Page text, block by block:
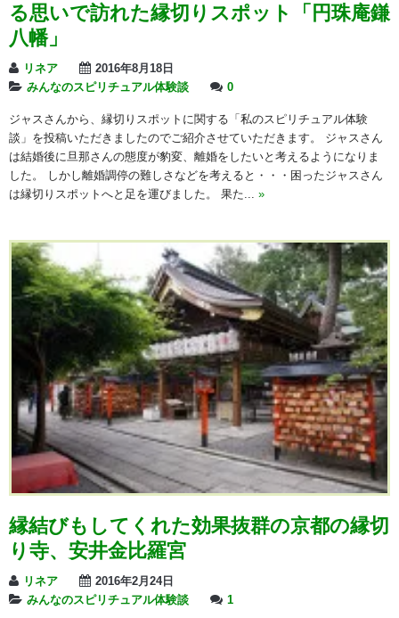
る思いで訪れた縁切りスポット「円珠庵鎌
八幡」
リネア
2016年8月18日
みんなのスピリチュアル体験談
0
ジャスさんから、縁切りスポットに関する「私のスピリチュアル体験
談」を投稿いただきましたのでご紹介させていただきます。 ジャスさん
は結婚後に旦那さんの態度が豹変、離婚をしたいと考えるようになりま
した。 しかし離婚調停の難しさなどを考えると・・・困ったジャスさん
は縁切りスポットへと足を運びました。 果た... »
縁結びもしてくれた効果抜群の京都の縁切
り寺、安井金比羅宮
リネア
2016年2月24日
みんなのスピリチュアル体験談
1